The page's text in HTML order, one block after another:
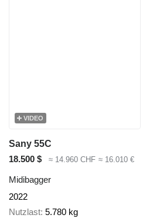
VIDEO
Sany 55C
18.500 $
≈ 14.960 CHF ≈ 16.010 €
Midibagger
2022
Nutzlast 5.780 kg